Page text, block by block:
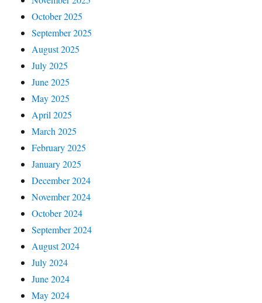
October 2025
September 2025
August 2025
July 2025
June 2025
May 2025
April 2025
March 2025
February 2025
January 2025
December 2024
November 2024
October 2024
September 2024
August 2024
July 2024
June 2024
May 2024